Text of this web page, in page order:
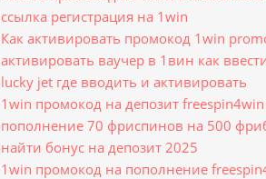
ссылка регистрация на 1win
Как активировать промокод 1win
активировать ваучер в 1вин как
lucky jet где вводить и активировать
1win промокод на депозит
пополнение 70 фриспинов на 500
найти бонус на депозит 2025
1win промокод на пополнение